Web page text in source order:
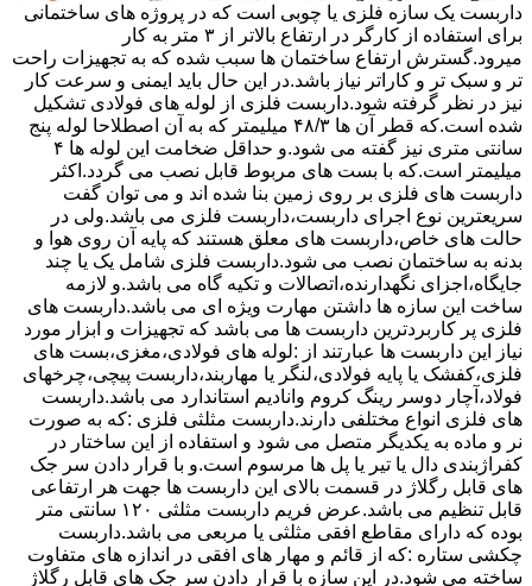
داربست یک سازه فلزی یا چوبی است که در پروژه های ساختمانی
برای استفاده از کارگر در ارتفاع بالاتر از ۳ متر به کار
میرود.گسترش ارتفاع ساختمان ها سبب شده که به تجهیزات راحت
تر و سبک تر و کاراتر نیاز باشد.در این حال باید ایمنی و سرعت کار
نیز در نظر گرفته شود.داربست فلزی از لوله های فولادی تشکیل
شده است.که قطر آن ها ۴۸/۳ میلیمتر که به آن اصطلاحا لوله پنج
سانتی متری نیز گفته می شود.و حداقل ضخامت این لوله ها ۴
میلیمتر است.که با بست های مربوط قابل نصب می گردد.اکثر
داربست های فلزی بر روی زمین بنا شده اند و می توان گفت
سریعترین نوع اجرای داربست،داربست فلزی می باشد.ولی در
حالت های خاص،داربست های معلق هستند که پایه آن روی هوا و
بدنه به ساختمان نصب می شود.داربست فلزی شامل یک یا چند
جایگاه،اجزای نگهدارنده،اتصالات و تکیه گاه می باشد.و لازمه
ساخت این سازه ها داشتن مهارت ویژه ای می باشد.داربست های
فلزی پر کاربردترین داربست ها می باشد که تجهیزات و ابزار مورد
نیاز این داربست ها عبارتند از :لوله های فولادی،مغزی،بست های
فلزی،کفشک یا پایه فولادی،لنگر یا مهاربند،داربست پیچی،چرخهای
فولاد،آچار دوسر رینگ کروم وانادیم استاندارد می باشد.داربست
های فلزی انواع مختلفی دارند.داربست مثلثی فلزی :که به صورت
نر و ماده به یکدیگر متصل می شود و استفاده از این ساختار در
کفراژبندی دال یا تیر یا پل ها مرسوم است.و با قرار دادن سر جک
های قابل رگلاژ در قسمت بالای این داربست ها جهت هر ارتفاعی
قابل تنظیم می باشد.عرض فریم داربست مثلثی ۱۲۰ سانتی متر
بوده که دارای مقاطع افقی مثلثی یا مربعی می باشد.داربست
چکشی ستاره :که از قائم و مهار های افقی در اندازه های متفاوت
ساخته می شود.در این سازه با قرار دادن سر جک های قابل رگلاژ